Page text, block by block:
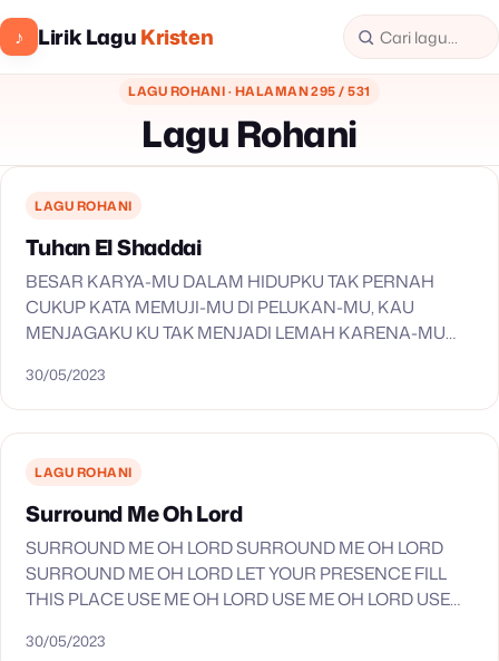
♪ Lirik LaguKristen
LAGU ROHANI · HALAMAN 295 / 531
Lagu Rohani
LAGU ROHANI
Tuhan El Shaddai
BESAR KARYA-MU DALAM HIDUPKU TAK PERNAH
CUKUP KATA MEMUJI-MU DI PELUKAN-MU, KAU
MENJAGAKU KU TAK MENJADI LEMAH KARENA-MU
BERKUASA KAU SANGGUP MENGADAKAN SEMUA
YANG KUPERLUKAN KAULAH…
30/05/2023
LAGU ROHANI
Surround Me Oh Lord
SURROUND ME OH LORD SURROUND ME OH LORD
SURROUND ME OH LORD LET YOUR PRESENCE FILL
THIS PLACE USE ME OH LORD USE ME OH LORD USE
30/05/2023